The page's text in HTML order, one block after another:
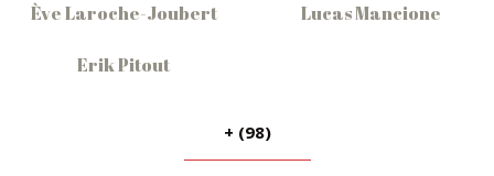
Ève Laroche-Joubert Lucas Mancione
Erik Pitout
+ (98)